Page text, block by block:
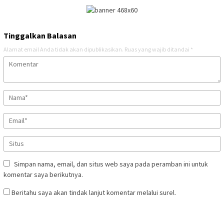
Tinggalkan Balasan
Alamat email Anda tidak akan dipublikasikan. Ruas yang wajib ditandai *
Simpan nama, email, dan situs web saya pada peramban ini untuk
komentar saya berikutnya.
Beritahu saya akan tindak lanjut komentar melalui surel.